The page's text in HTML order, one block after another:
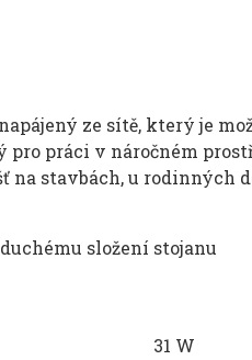
ze sítě, který je
práci v náročném
stavbách, u rodinných
složení stojanu
31 W